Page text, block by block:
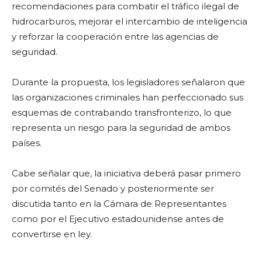
recomendaciones para combatir el tráfico ilegal de
hidrocarburos, mejorar el intercambio de inteligencia
y reforzar la cooperación entre las agencias de
seguridad.
Durante la propuesta, los legisladores señalaron que
las organizaciones criminales han perfeccionado sus
esquemas de contrabando transfronterizo, lo que
representa un riesgo para la seguridad de ambos
países.
Cabe señalar que, la iniciativa deberá pasar primero
por comités del Senado y posteriormente ser
discutida tanto en la Cámara de Representantes
como por el Ejecutivo estadounidense antes de
convertirse en ley.